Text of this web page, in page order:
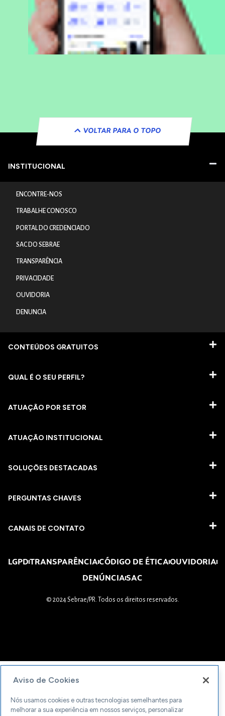
VOLTAR PARA O TOPO
INSTITUCIONAL
ENCONTRE-NOS
TRABALHE CONOSCO
PORTAL DO CREDENCIADO
SAC DO SEBRAE
TRANSPARÊNCIA
PRIVACIDADE
OUVIDORIA
DENUNCIA
CONTEÚDOS GRATUITOS
QUAL É O SEU PERFIL?
ATUAÇÃO POR SETOR
ATUAÇÃO INSTITUCIONAL
SOLUÇÕES DESTACADAS
PERGUNTAS CHAVES​
CANAIS DE CONTATO
LGPDTRANSPARÊNCIACÓDIGO DE ÉTICAOUVIDORIA
DENÚNCIASAC
© 2024 Sebrae/PR. Todos os direitos reservados.
Aviso de Cookies
Nós usamos cookies e outras tecnologias semelhantes para
melhorar a sua experiência em nossos serviços, personalizar